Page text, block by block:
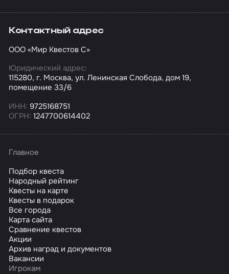
Контактный адрес
ООО «Мир Квестов С»
Юридический адрес:
115280, г. Москва, ул. Ленинская Слобода, дом 19,
помещение 33/6
ИНН: 9725168751
ОГРН: 1247700614402
Главное
Подбор квеста
Народный рейтинг
Квесты на карте
Квесты в подарок
Все города
Карта сайта
Сравнение квестов
Акции
Архив наград и документов
Вакансии
Игрокам